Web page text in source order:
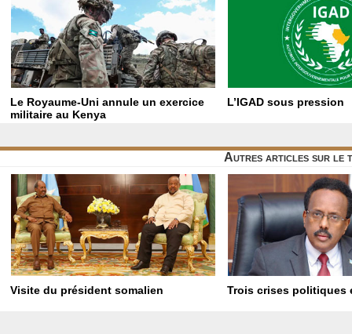
Le Royaume-Uni annule un exercice
militaire au Kenya
L’IGAD sous pression
Autres articles sur le
Visite du président somalien Trois crises politiques